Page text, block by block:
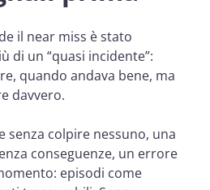
il near miss è stato
di un “quasi incidente”:
quando andava bene, ma
davvero.
senza colpire nessuno, una
conseguenze, un errore
episodi come